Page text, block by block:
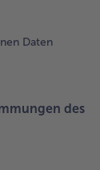
Daten
des